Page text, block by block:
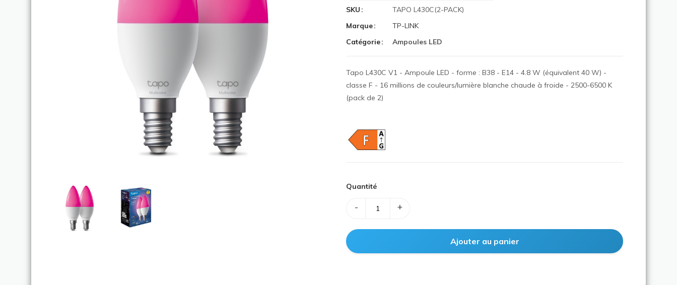
SKU
TAPO L430C(2-PACK)
Marque
TP-LINK
Catégorie
Ampoules LED
Tapo L430C V1 - Ampoule LED - forme : B38 - E14 - 4.8 W (équivalent 40 W) -
classe F - 16 millions de couleurs/lumière blanche chaude à froide - 2500-6500 K
(pack de 2)
Quantité
- +